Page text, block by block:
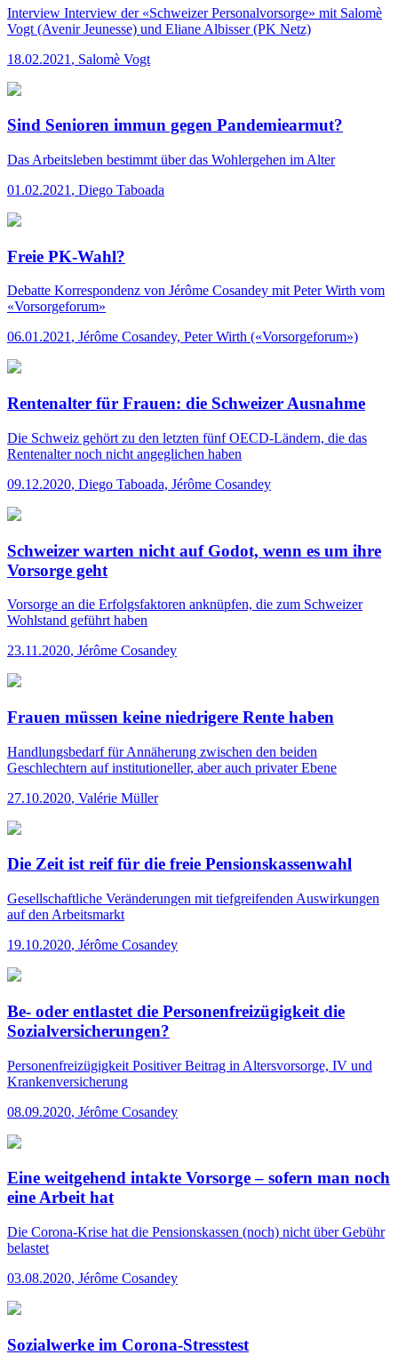
Interview Interview der «Schweizer Personalvorsorge» mit Salomè
Vogt (Avenir Jeunesse) und Eliane Albisser (PK Netz)
18.02.2021 , Salomè Vogt
Sind Senioren immun gegen Pandemiearmut?
Das Arbeitsleben bestimmt über das Wohlergehen im Alter
01.02.2021 , Diego Taboada
Freie PK-Wahl?
Debatte Korrespondenz von Jérôme Cosandey mit Peter Wirth vom
«Vorsorgeforum»
06.01.2021, Jérôme Cosandey, Peter Wirth («Vorsorgeforum»)
Rentenalter für Frauen: die Schweizer Ausnahme
Die Schweiz gehört zu den letzten fünf OECD-Ländern, die das
Rentenalter noch nicht angeglichen haben
09.12.2020, Diego Taboada, Jérôme Cosandey
Schweizer warten nicht auf Godot, wenn es um ihre
Vorsorge geht
Vorsorge an die Erfolgsfaktoren anknüpfen, die zum Schweizer
Wohlstand geführt haben
23.11.2020, Jérôme Cosandey
Frauen müssen keine niedrigere Rente haben
Handlungsbedarf für Annäherung zwischen den beiden
Geschlechtern auf institutioneller, aber auch privater Ebene
27.10.2020, Valérie Müller
Die Zeit ist reif für die freie Pensionskassenwahl
Gesellschaftliche Veränderungen mit tiefgreifenden Auswirkungen
auf den Arbeitsmarkt
19.10.2020, Jérôme Cosandey
Be- oder entlastet die Personenfreizügigkeit die
Sozialversicherungen?
Personenfreizügigkeit Positiver Beitrag in Altersvorsorge, IV und
Krankenversicherung
08.09.2020, Jérôme Cosandey
Eine weitgehend intakte Vorsorge – sofern man noch
eine Arbeit hat
Die Corona-Krise hat die Pensionskassen (noch) nicht über Gebühr
belastet
03.08.2020, Jérôme Cosandey
Sozialwerke im Corona-Stresstest